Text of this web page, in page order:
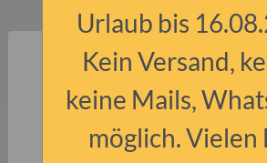
Urlaub bis
Kein Versand,
keine Mails,
möglich. Vielen